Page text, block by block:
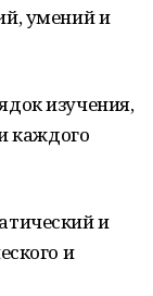
умений и
изучения,
каждого
и
и